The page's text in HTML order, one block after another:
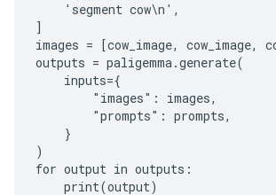
    'segment cow\n',
]
images = [cow_image, cow_image,
outputs = paligemma.generate(
    inputs={
        "images": images,
        "prompts": prompts,
    }
)
for output in outputs: